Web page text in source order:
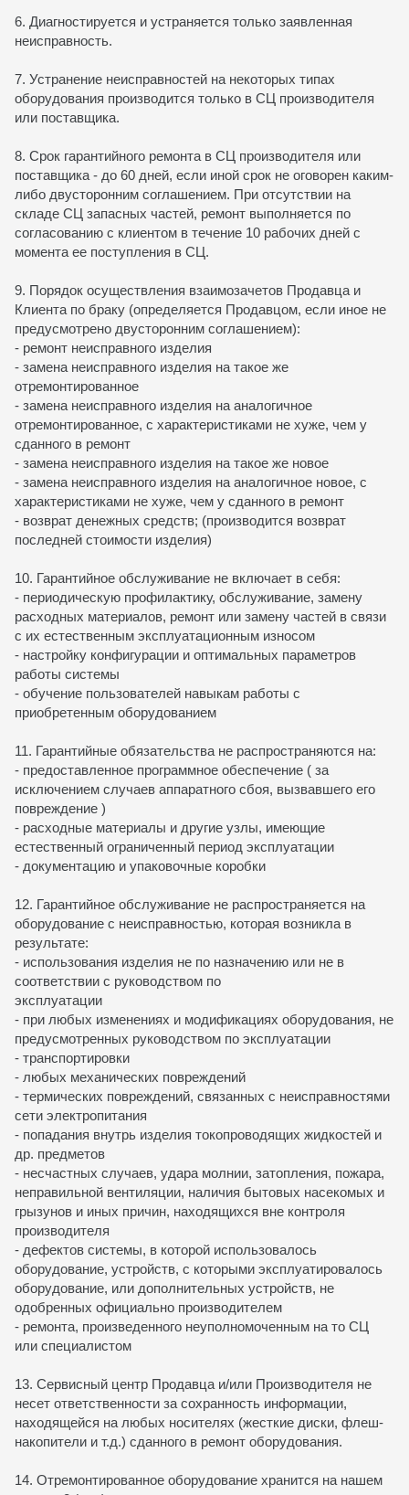
6. Диагностируется и устраняется только заявленная
неисправность.
7. Устранение неисправностей на некоторых типах
оборудования производится только в СЦ производителя
или поставщика.
8. Срок гарантийного ремонта в СЦ производителя или
поставщика - до 60 дней, если иной срок не оговорен каким-
либо двусторонним соглашением. При отсутствии на
складе СЦ запасных частей, ремонт выполняется по
согласованию с клиентом в течение 10 рабочих дней с
момента ее поступления в СЦ.
9. Порядок осуществления взаимозачетов Продавца и
Клиента по браку (определяется Продавцом, если иное не
предусмотрено двусторонним соглашением):
- ремонт неисправного изделия
- замена неисправного изделия на такое же
отремонтированное
- замена неисправного изделия на аналогичное
отремонтированное, с характеристиками не хуже, чем у
сданного в ремонт
- замена неисправного изделия на такое же новое
- замена неисправного изделия на аналогичное новое, с
характеристиками не хуже, чем у сданного в ремонт
- возврат денежных средств; (производится возврат
последней стоимости изделия)
10. Гарантийное обслуживание не включает в себя:
- периодическую профилактику, обслуживание, замену
расходных материалов, ремонт или замену частей в связи
с их естественным эксплуатационным износом
- настройку конфигурации и оптимальных параметров
работы системы
- обучение пользователей навыкам работы с
приобретенным оборудованием
11. Гарантийные обязательства не распространяются на:
- предоставленное программное обеспечение ( за
исключением случаев аппаратного сбоя, вызвавшего его
повреждение )
- расходные материалы и другие узлы, имеющие
естественный ограниченный период эксплуатации
- документацию и упаковочные коробки
12. Гарантийное обслуживание не распространяется на
оборудование с неисправностью, которая возникла в
результате:
- использования изделия не по назначению или не в
соответствии с руководством по
эксплуатации
- при любых изменениях и модификациях оборудования, не
предусмотренных руководством по эксплуатации
- транспортировки
- любых механических повреждений
- термических повреждений, связанных с неисправностями
сети электропитания
- попадания внутрь изделия токопроводящих жидкостей и
др. предметов
- несчастных случаев, удара молнии, затопления, пожара,
неправильной вентиляции, наличия бытовых насекомых и
грызунов и иных причин, находящихся вне контроля
производителя
- дефектов системы, в которой использовалось
оборудование, устройств, с которыми эксплуатировалось
оборудование, или дополнительных устройств, не
одобренных официально производителем
- ремонта, произведенного неуполномоченным на то СЦ
или специалистом
13. Сервисный центр Продавца и/или Производителя не
несет ответственности за сохранность информации,
находящейся на любых носителях (жесткие диски, флеш-
накопители и т.д.) сданного в ремонт оборудования.
14. Отремонтированное оборудование хранится на нашем